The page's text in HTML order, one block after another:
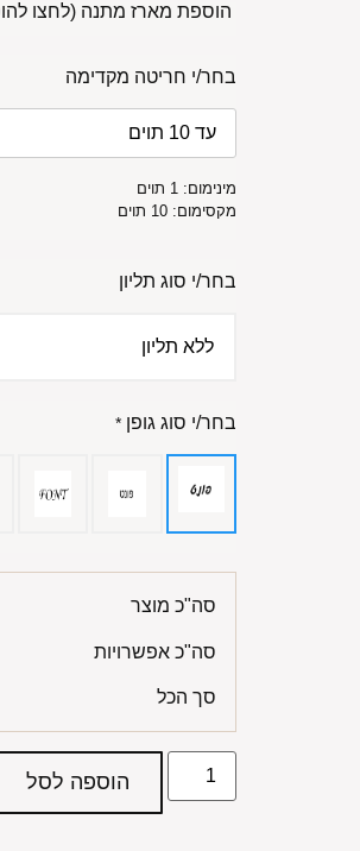
הוספת מארז מתנה (לחצו
בחר/י חריטה מקדימה
מינימום: 1 תוים
מקסימום: 10 תוים
בחר/י סוג תליון
בחר/י סוג גופן *
סה"כ מוצר
סה"כ אפשרויות
סך הכל
הוספה לסל